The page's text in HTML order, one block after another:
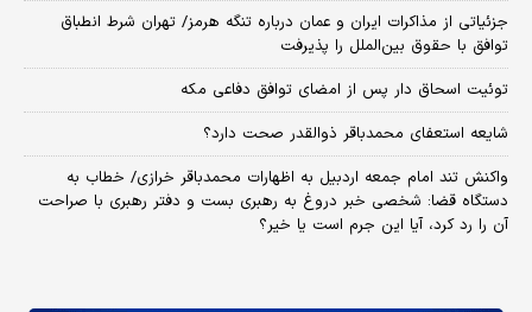
جزئیاتی از مذاکرات ایران و عمان درباره تنگه هرمز/ تهران شرط انطباق
توافق با حقوق بین‌الملل را پذیرفت
توئیت اسحاق دار پس از امضای توافق دفاعی مکه
شایعه استعفای محمدباقر ذوالقدر صحت دارد؟
واکنش تند امام جمعه اردبیل به اظهارات محمدباقر خرازی/ خطاب به
دستگاه قضا: شخصی خبر دروغ به رهبری بست و دفتر رهبری با صراحت
آن را رد کرد، آیا این جرم است یا خیر؟